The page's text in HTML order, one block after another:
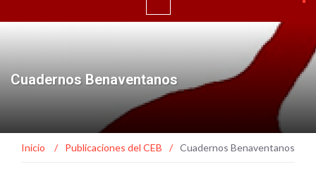
Cuadernos Benaventanos
Inicio / Publicaciones del CEB / Cuadernos Benaventanos